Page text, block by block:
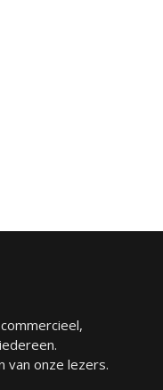
van onze lezers.